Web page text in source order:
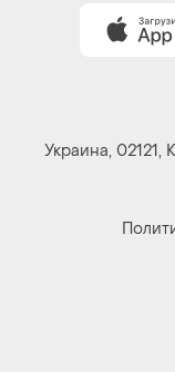
Украина,